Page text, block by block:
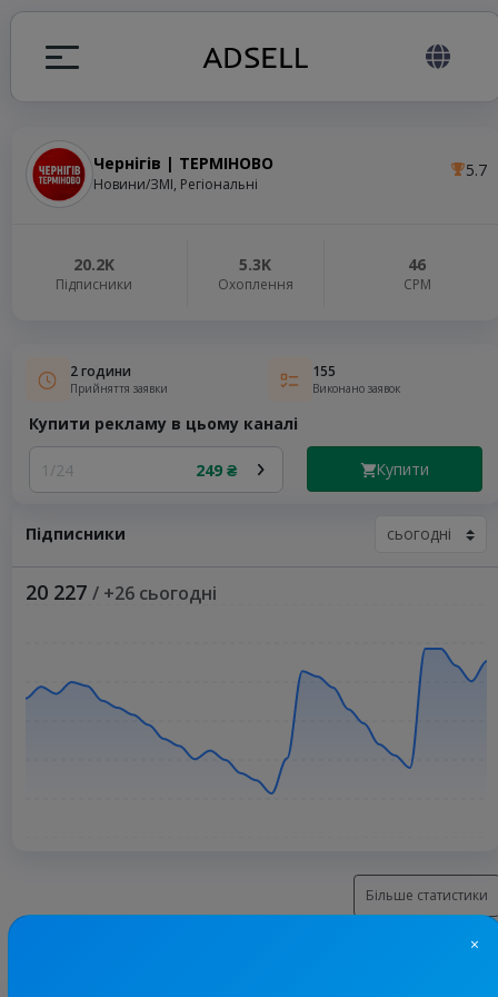
Чернігів | ТЕРМІНОВО
Новини/ЗМІ, Регіональні
5.7
20.2K
Підписники
5.3K
Охоплення
46
СРМ
2 години
Прийняття заявки
155
Виконано заявок
Купити рекламу в цьому каналі
1/24 249 ₴ Купити
Підписники
20 227 / +26 сьогодні
Більше статистики
×